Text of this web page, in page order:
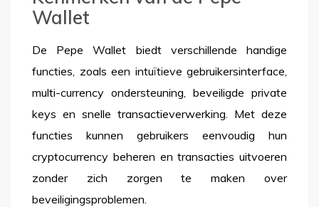
Wallet
De Pepe Wallet biedt verschillende handige
functies, zoals een intuïtieve gebruikersinterface,
multi-currency ondersteuning, beveiligde private
keys en snelle transactieverwerking. Met deze
functies kunnen gebruikers eenvoudig hun
cryptocurrency beheren en transacties uitvoeren
zonder zich zorgen te maken over
beveiligingsproblemen.